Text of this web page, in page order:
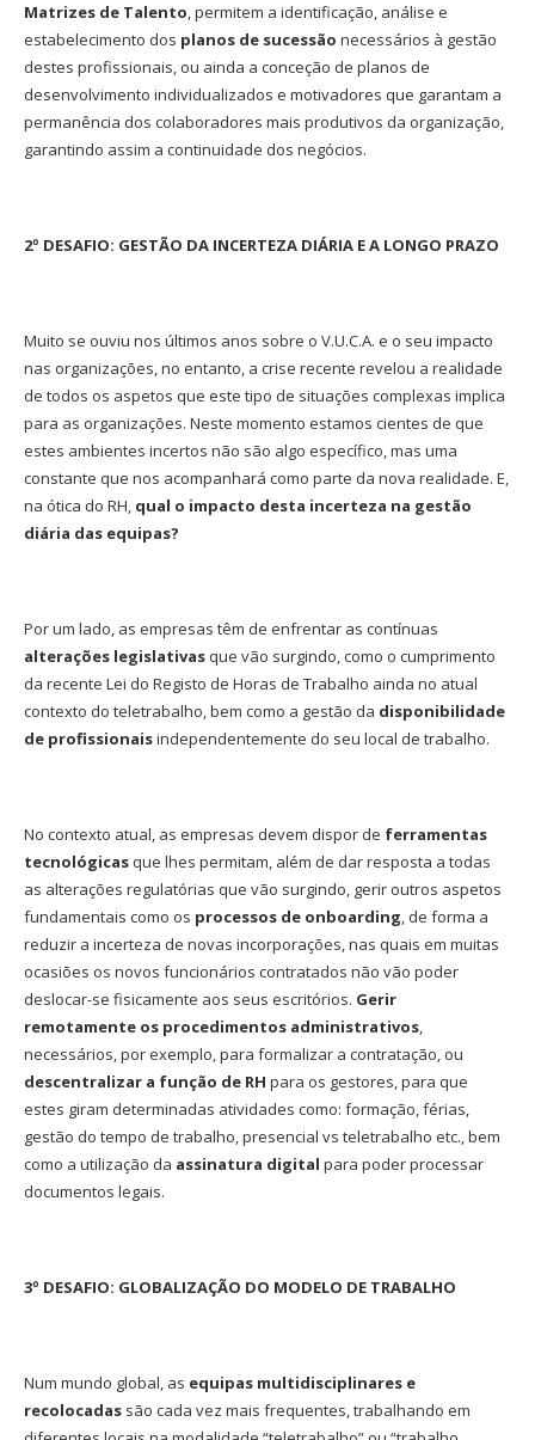
Matrizes de Talento, permitem a identificação, análise e
estabelecimento dos planos de sucessão necessários à gestão
destes profissionais, ou ainda a conceção de planos de
desenvolvimento individualizados e motivadores que garantam a
permanência dos colaboradores mais produtivos da organização,
garantindo assim a continuidade dos negócios.
2º DESAFIO: GESTÃO DA INCERTEZA DIÁRIA E A LONGO PRAZO
Muito se ouviu nos últimos anos sobre o V.U.C.A. e o seu impacto
nas organizações, no entanto, a crise recente revelou a realidade
de todos os aspetos que este tipo de situações complexas implica
para as organizações. Neste momento estamos cientes de que
estes ambientes incertos não são algo específico, mas uma
constante que nos acompanhará como parte da nova realidade. E,
na ótica do RH, qual o impacto desta incerteza na gestão
diária das equipas?
Por um lado, as empresas têm de enfrentar as contínuas
alterações legislativasque vão surgindo, como o cumprimento
da recente Lei do Registo de Horas de Trabalho ainda no atual
contexto do teletrabalho, bem como a gestão da disponibilidade
de profissionaisindependentemente do seu local de trabalho.
No contexto atual, as empresas devem dispor de ferramentas
tecnológicasque lhes permitam, além de dar resposta a todas
as alterações regulatórias que vão surgindo, gerir outros aspetos
fundamentais como os processos de onboarding, de forma a
reduzir a incerteza de novas incorporações, nas quais em muitas
ocasiões os novos funcionários contratados não vão poder
deslocar-se fisicamente aos seus escritórios. Gerir
remotamente os procedimentos administrativos,
necessários, por exemplo, para formalizar a contratação, ou
descentralizar a função de RH para os gestores, para que
estes giram determinadas atividades como: formação, férias,
gestão do tempo de trabalho, presencial vs teletrabalho etc., bem
como a utilização da assinatura digital para poder processar
documentos legais.
3º DESAFIO: GLOBALIZAÇÃO DO MODELO DE TRABALHO
Num mundo global, as equipas multidisciplinares e
recolocadas são cada vez mais frequentes, trabalhando em